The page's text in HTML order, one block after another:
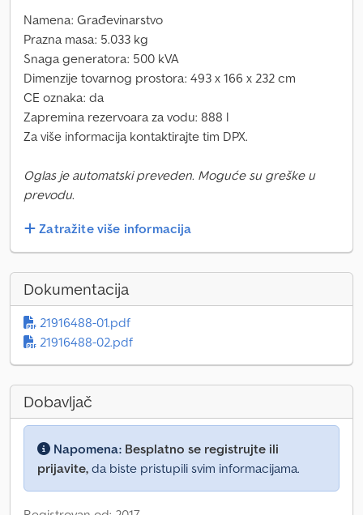
Namena: Građevinarstvo
Prazna masa: 5.033 kg
Snaga generatora: 500 kVA
Dimenzije tovarnog prostora: 493 x 166 x 232 cm
CE oznaka: da
Zapremina rezervoara za vodu: 888 l
Za više informacija kontaktirajte tim DPX.
Oglas je automatski preveden. Moguće su greške u
prevodu.
Zatražite više informacija
Dokumentacija
21916488-01.pdf
21916488-02.pdf
Dobavljač
Napomena: Besplatno se registrujte ili
prijavite, da biste pristupili svim informacijama.